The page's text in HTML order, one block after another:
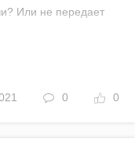
Или не передает
0 0